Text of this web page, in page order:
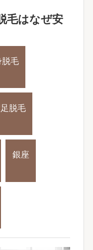
毛はなぜ安
脱毛
脱毛
銀座